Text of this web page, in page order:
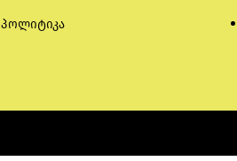
პოლიტიკა